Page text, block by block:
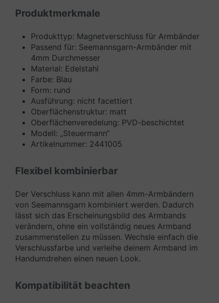
Produktmerkmale
Produkttyp: Magnetverschluss für Armbänder
Passend für: Seemannsgarn-Armbänder mit
4mm Durchmesser
Material: Edelstahl
Farbe: Blau
Form: rund
Ausführung: nicht facettiert
Oberflächenstruktur: matt
Oberflächenveredelung: PVD-beschichtet
Modell: „Steuermann“
Artikelnummer: 2441005
Flexibel kombinierbar
Der Verschluss kann mit allen 4mm-Armbändern
von Seemannsgarn kombiniert werden. Dadurch
lässt sich das Erscheinungsbild des Armbands
verändern, ohne ein vollständig neues Armband
zusammenstellen zu müssen. Wechsle einfach die
Verschlussfarbe und verleihe deinem Armband im
Handumdrehen einen neuen Look.
Kompatibilität beachten